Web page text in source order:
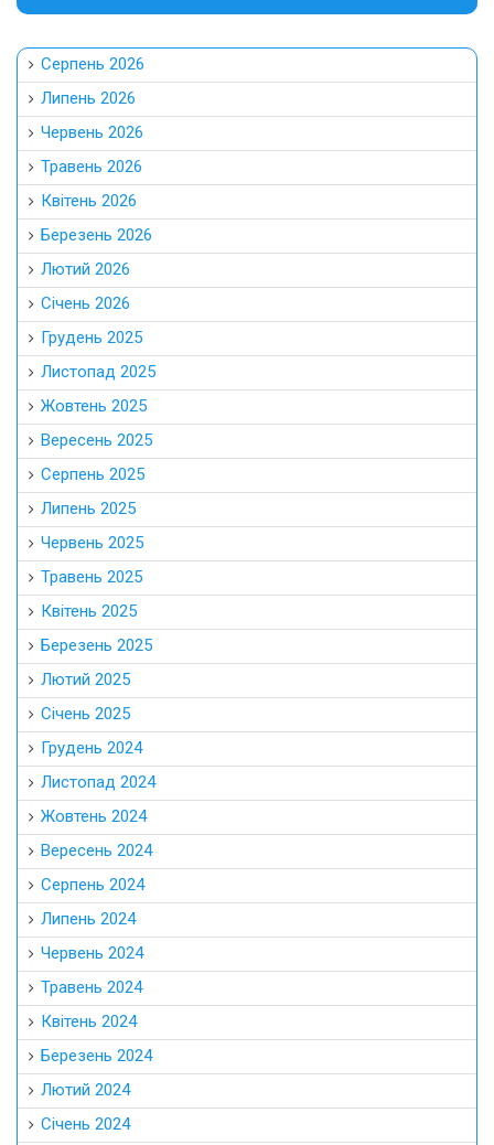
Серпень 2026
Липень 2026
Червень 2026
Травень 2026
Квітень 2026
Березень 2026
Лютий 2026
Січень 2026
Грудень 2025
Листопад 2025
Жовтень 2025
Вересень 2025
Серпень 2025
Липень 2025
Червень 2025
Травень 2025
Квітень 2025
Березень 2025
Лютий 2025
Січень 2025
Грудень 2024
Листопад 2024
Жовтень 2024
Вересень 2024
Серпень 2024
Липень 2024
Червень 2024
Травень 2024
Квітень 2024
Березень 2024
Лютий 2024
Січень 2024